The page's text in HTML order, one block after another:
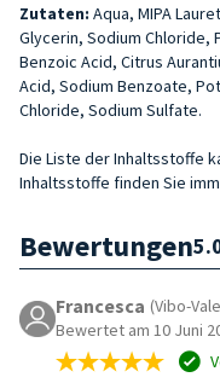
Zutaten: Aqua, MIPA
Glycerin, Sodium Chloride,
Benzoic Acid, Citrus
Acid, Sodium Benzoate,
Chloride, Sodium Sulfate.
Die Liste der Inhaltsstoffe
Inhaltsstoffe finden Sie
Bewertungen
Francesca (Vibo-
Bewertet am 10 Juni